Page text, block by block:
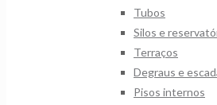
Tubos
Silos e
Terraços
Degraus e
Pisos internos